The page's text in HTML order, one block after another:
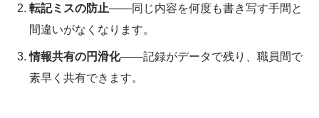
転記ミスの防止――同じ内容を何度も書き写す手間と
間違いがなくなります。
情報共有の円滑化――記録がデータで残り、職員間で
素早く共有できます。